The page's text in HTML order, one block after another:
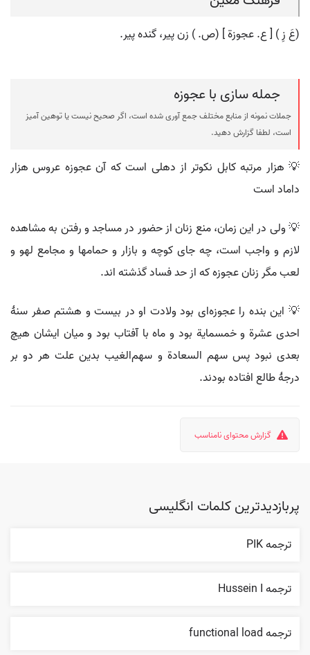
(عَ زِ ) [ ع. عجوزة ] (ص. ) زن پیر، گنده پیر.
جمله سازی با عجوزه
جملات نمونه از منابع مختلف جمع آوری شده است، اگر صحیح نیست یا توهین آمیز
است، لطفا گزارش دهید.
💡 هزار مرتبه کابل نکوتر از دهلی است که آن عجوزه عروس هزار
داماد است
💡 ولی در این زمان، منع زنان از حضور در مساجد و رفتن به مشاهده
لازم و واجب است، چه جای کوچه و بازار و حمامها و مجامع لهو و
لعب مگر زنان عجوزه که از حد فساد گذشته اند.
💡 این بنده را عجوزه‌ای بود ولادت او در بیست و هشتم صفر سنهٔ
احدى عشرة و خمسمایة بود و ماه با آفتاب بود و میان ایشان هیچ
بعدی نبود پس سهم السعادة و سهم‌الغیب بدین علت هر دو بر
درجهٔ طالع افتاده بودند.
گزارش محتوای نامناسب
پربازدیدترین کلمات انگلیسی
ترجمه PIK
ترجمه Hussein I
ترجمه functional load